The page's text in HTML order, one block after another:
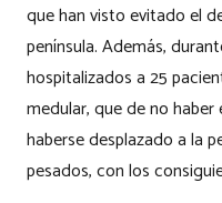
que han visto evitado el
península. Además,
hospitalizados a 25
medular, que de no
haberse desplazado a la
pesados, con los